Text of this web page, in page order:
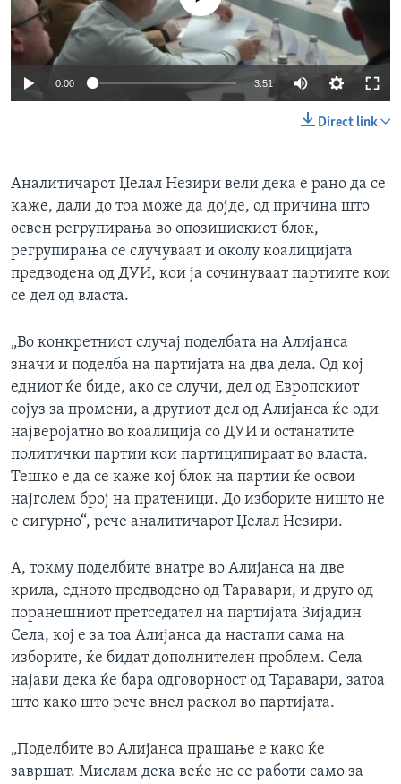
0:00 3:51
Direct link
Аналитичарот Џелал Незири вели дека е рано да се
каже, дали до тоа може да дојде, од причина што
освен регрупирања во опозицискиот блок,
регрупирања се случуваат и околу коалицијата
предводена од ДУИ, кои ја сочинуваат партиите кои
се дел од власта.
„Во конкретниот случај поделбата на Алијанса
значи и поделба на партијата на два дела. Од кој
едниот ќе биде, ако се случи, дел од Европскиот
сојуз за промени, а другиот дел од Алијанса ќе оди
најверојатно во коалиција со ДУИ и останатите
политички партии кои партиципираат во власта.
Тешко е да се каже кој блок на партии ќе освои
најголем број на пратеници. До изборите ништо не
е сигурно“, рече аналитичарот Џелал Незири.
А, токму поделбите внатре во Алијанса на две
крила, еднoто предводено од Таравари, и друго од
поранешниот претседател на партијата Зијадин
Села, кој е за тоа Алијанса да настапи сама на
изборите, ќе бидат дополнителен проблем. Села
најави дека ќе бара одговорност од Таравари, затоа
што како што рече внел раскол во партијата.
„Поделбите во Алијанса прашање е како ќе
завршат. Мислам дека веќе не се работи само за